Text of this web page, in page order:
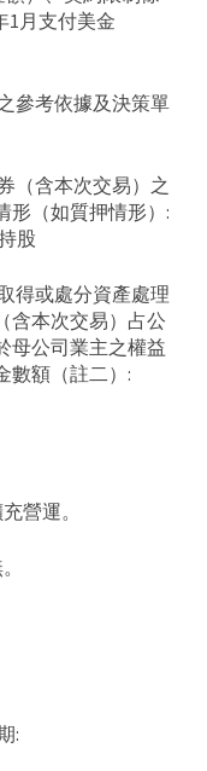
1月支付美金
參考依據及決策單
（含本次交易）之
形（如質押情形）:
股
得或處分資產處理
含本次交易）占公
母公司業主之權益
數額（註二）:
營運。
: